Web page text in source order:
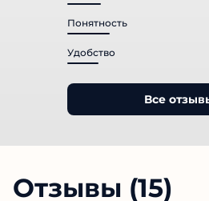
Цена
Понятность
Удобство
Все отзывы